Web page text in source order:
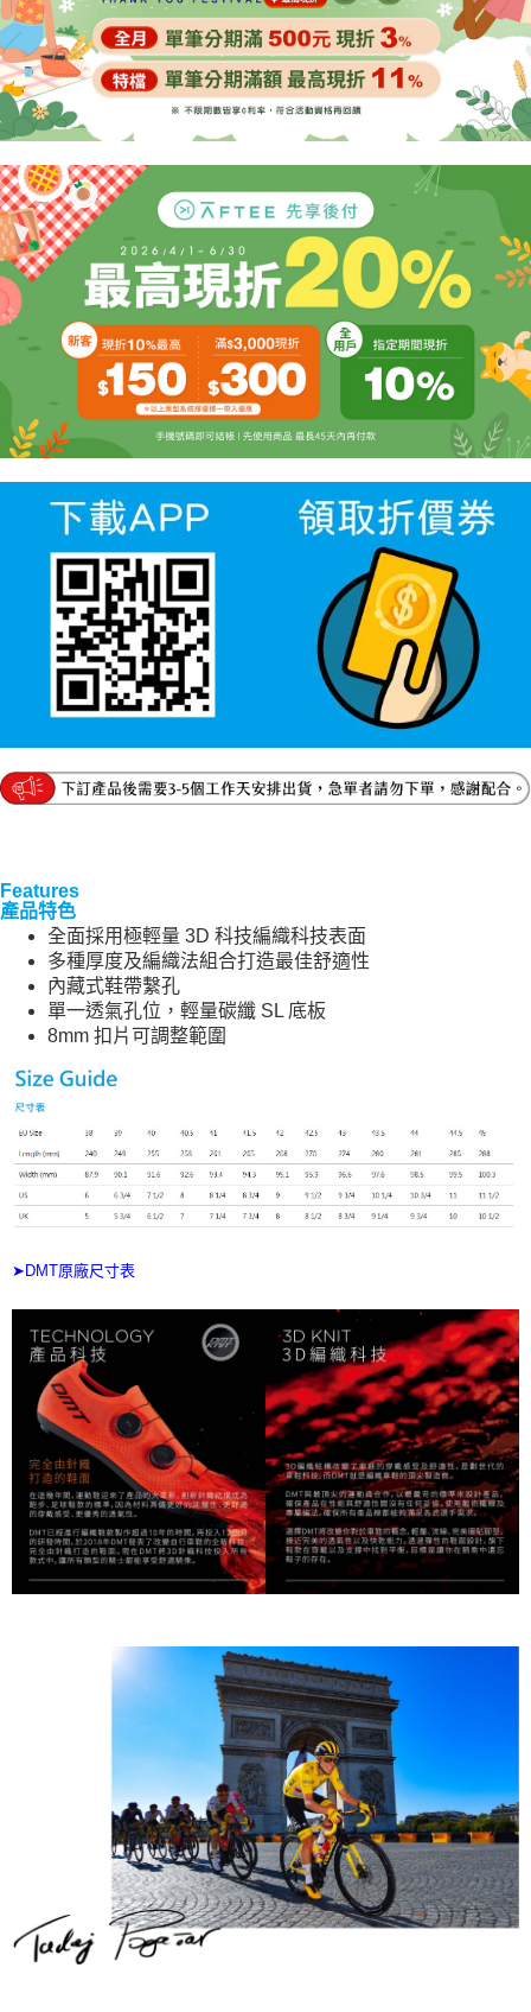
Features
產品特色
全面採用極輕量 3D 科技編織科技表面
多種厚度及編織法組合打造最佳舒適性
內藏式鞋帶繫孔
單一透氣孔位，輕量碳纖 SL 底板
8mm 扣片可調整範圍
➤DMT原廠尺寸表